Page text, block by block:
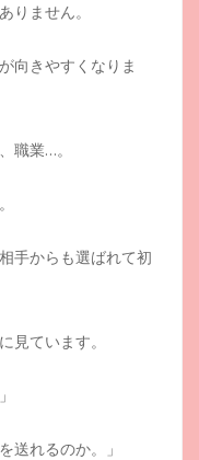
りません。
向きやすくなりま
職業…。
手からも選ばれて初
見ています。
送れるのか。」